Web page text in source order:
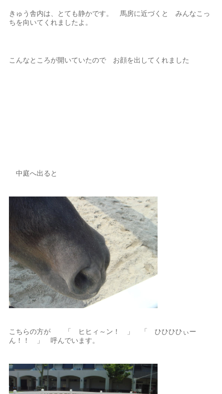
きゅう舎内は、とても静かです。 馬房に近づくと みんなこっ
ちを向いてくれましたよ。
こんなところが開いていたので お顔を出してくれました
中庭へ出ると
こちらの方が 「 ヒヒィ～ン！ 」 「 ひひひひぃー
ん！！ 」 呼んでいます。